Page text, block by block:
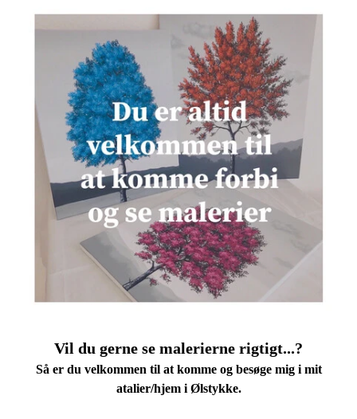
Vil du gerne se malerierne rigtigt...?
Så er du velkommen til at komme og besøge migi mit
atalier/hjem i Ølstykke.